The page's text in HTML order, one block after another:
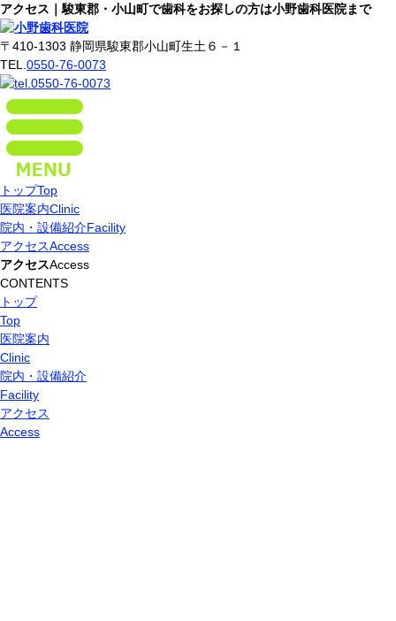
アクセス｜駿東郡・小山町で歯科をお探しの方は小野歯科医院まで
〒410-1303 静岡県駿東郡小山町生土６－１
TEL. 0550-76-0073
トップTop
医院案内Clinic
院内・設備紹介Facility
アクセスAccess
アクセスAccess
CONTENTS
トップ
Top
医院案内
Clinic
院内・設備紹介
Facility
アクセス
Access